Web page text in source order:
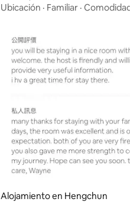
Desayuno｜Piscina｜Barbacoa
Bay
Ubicación · Familiar · Comodidad
Alojamiento en Hengchun